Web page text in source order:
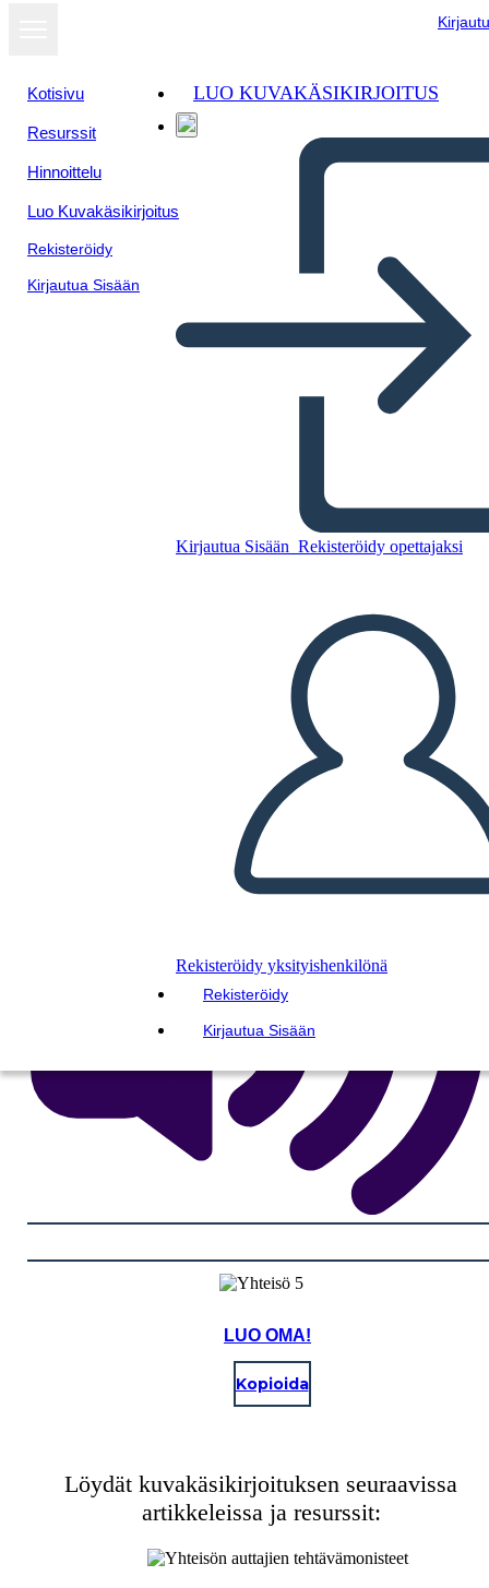
Kotisivu
Resurssit
Hinnoittelu
Luo Kuvakäsikirjoitus
Rekisteröidy
Kirjautua Sisään
LUO KUVAKÄSIKIRJOITUS
Kirjautua Sisään Rekisteröidy opettajaksi
Rekisteröidy yksityishenkilönä
Rekisteröidy
Kirjautua Sisään
Yhteisö 5
Kopioi tämä kuvakäsikirjoitus
LUO KUVAKÄSIKIRJOITUS
TOISTA DIAESITYS
LUE MINULLE
LUO OMA!
Kopioida
Löydät kuvakäsikirjoituksen seuraavissa
artikkeleissa ja resurssit: